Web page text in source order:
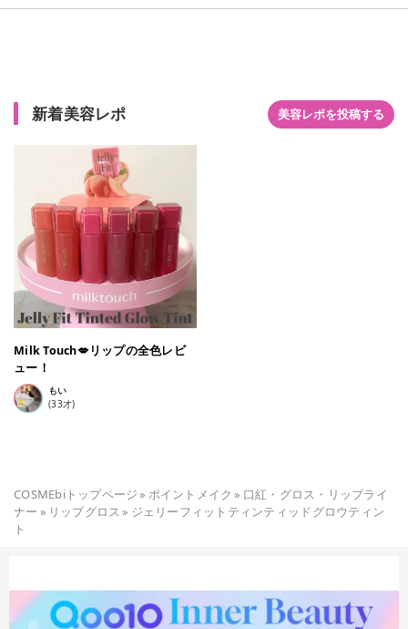
えるような気がしました😍💭 ほんのりとひんやり感があり、マ
新着美容レポ 美容レポを投稿する
Milk Touch💋リップの全色レビ
ュー！
もい
(33才)
COSMEbiトップページ» ポイントメイク » 口紅・グロス・リップライ
ナー » リップグロス » ジェリーフィットティンティッドグロウティン
ト